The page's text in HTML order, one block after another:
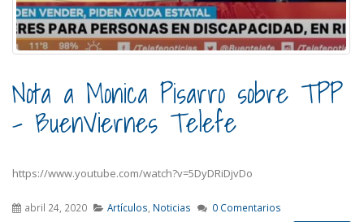
Nota a Monica Pisarro sobre TPP
– BuenViernes Telefe
https://www.youtube.com/watch?v=5DyDRiDjvDo
abril 24, 2020 Artículos Noticias 0 Comentarios